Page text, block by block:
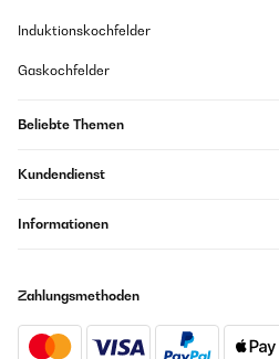
Induktionskochfelder
Gaskochfelder
Beliebte Themen
Kundendienst
Informationen
Zahlungsmethoden